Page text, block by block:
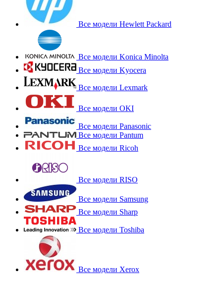
Все модели Hewlett Packard
Все модели Konica Minolta
Все модели Kyocera
Все модели Lexmark
Все модели OKI
Все модели Panasonic
Все модели Pantum
Все модели Ricoh
Все модели RISO
Все модели Samsung
Все модели Sharp
Все модели Toshiba
Все модели Xerox